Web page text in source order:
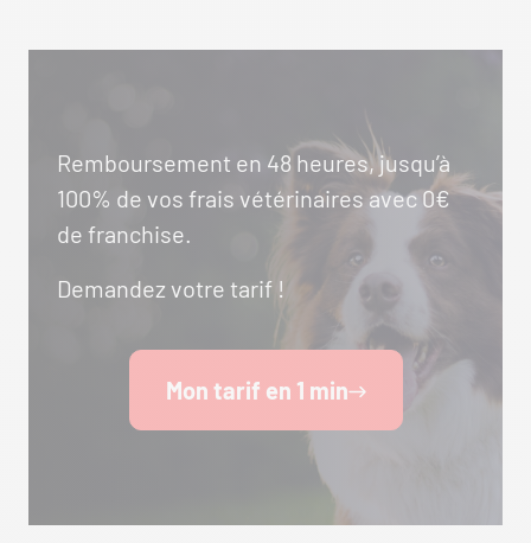
Remboursement en 48 heures, jusqu’à
100% de vos frais vétérinaires avec 0€
de franchise.
Demandez votre tarif !
Mon tarif en 1 min